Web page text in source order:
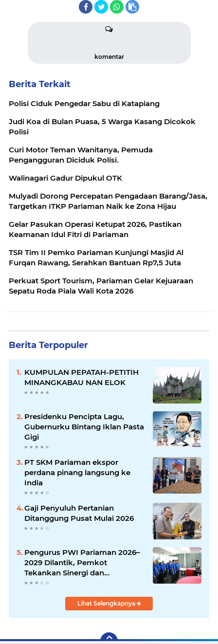
komentar
Berita Terkait
Polisi Ciduk Pengedar Sabu di Katapiang
Judi Koa di Bulan Puasa, 5 Warga Kasang Dicokok
Polisi
Curi Motor Teman Wanitanya, Pemuda
Pengangguran Diciduk Polisi.
Walinagari Gadur Dipukul OTK
Mulyadi Dorong Percepatan Pengadaan Barang/Jasa,
Targetkan ITKP Pariaman Naik ke Zona Hijau
Gelar Pasukan Operasi Ketupat 2026, Pastikan
Keamanan Idul Fitri di Pariaman
TSR Tim II Pemko Pariaman Kunjungi Masjid Al
Furqan Rawang, Serahkan Bantuan Rp7,5 Juta
Perkuat Sport Tourism, Pariaman Gelar Kejuaraan
Sepatu Roda Piala Wali Kota 2026
Berita Terpopuler
KUMPULAN PEPATAH-PETITIH
MINANGKABAU NAN ELOK
Presidenku Pencipta Lagu,
Gubernurku Bintang Iklan Pasta
Gigi
PT SKM Pariaman ekspor
perdana pinang langsung ke
India
Gaji Penyuluh Pertanian
Ditanggung Pusat Mulai 2026
Pengurus PWI Pariaman 2026–
2029 Dilantik, Pemkot
Tekankan Sinergi dan
Profesionalisme Pers
Lihat Selengkapnya